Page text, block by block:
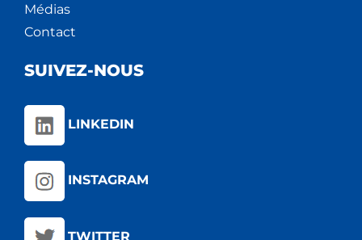
Médias
Contact
SUIVEZ-NOUS
LINKEDIN
INSTAGRAM
TWITTER